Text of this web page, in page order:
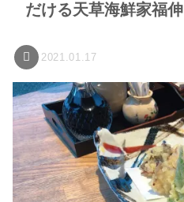
だける天草海鮮家福伸
2021.01.17